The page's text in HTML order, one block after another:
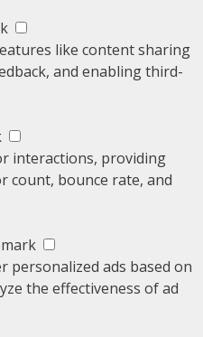
like content sharing
and enabling third-
interactions, providing
count, bounce rate, and
personalized ads based on
the effectiveness of ad